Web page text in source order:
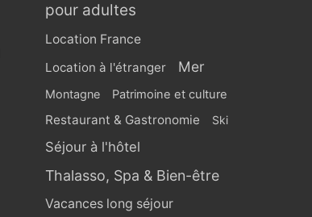
pour adultes
Location France
Location à l'étranger
Mer
Montagne Patrimoine et culture
Restaurant & Gastronomie Ski
Séjour à l'hôtel
Thalasso, Spa & Bien-être
Vacances long séjour